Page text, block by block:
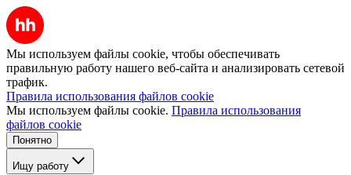
Мы используем файлы cookie, чтобы обеспечивать
правильную работу нашего веб-сайта и анализировать сетевой
трафик.
Правила использования файлов cookie
Мы используем файлы cookie. Правила использования
файлов cookie
Понятно
Ищу работу